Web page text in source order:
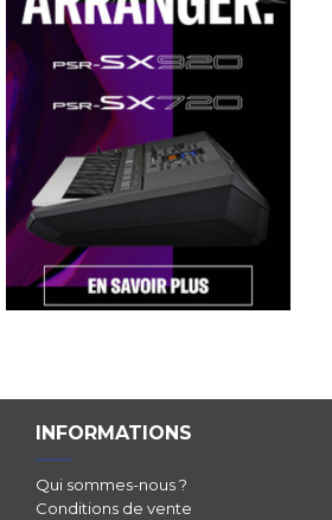
INFORMATIONS
Qui sommes-nous ?
Conditions de vente